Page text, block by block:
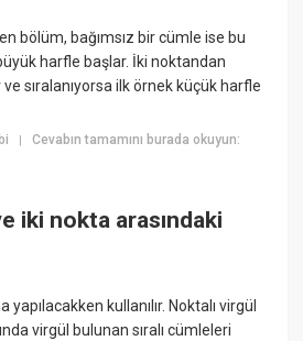
bölüm, bağımsız bir cümle ise bu
harfle başlar. İki noktandan
sıralanıyorsa ilk örnek küçük harfle
|Cevabın tamamını burada okuyun:
iki nokta arasındaki
kullanılır. Noktalı virgül
virgül bulunan sıralı cümleleri